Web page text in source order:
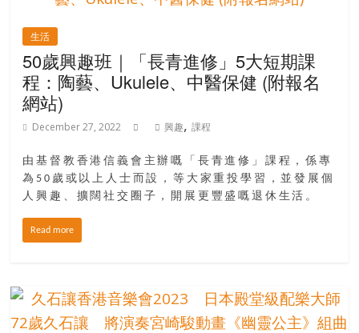
生活
50歲興趣班｜「長青進修」5大短期課
程：陶藝、Ukulele、中醫保健 (附報名
網站)
December 27, 2022 興趣,課程
由基督教香港信義會主辦嘅「長青進修」課程，係專
為50歲或以上人士而設，等大家重投學習，並發展個
人興趣、擴闊社交圈子，開展更豐盛嘅退休生活。
Read more